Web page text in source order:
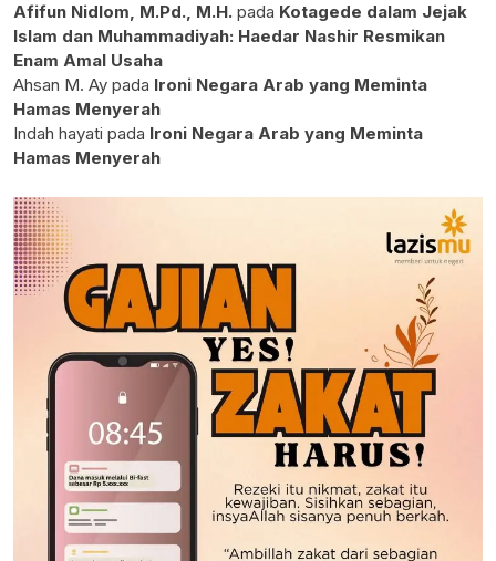
Afifun Nidlom, M.Pd., M.H. pada Kotagede dalam Jejak
Islam dan Muhammadiyah: Haedar Nashir Resmikan
Enam Amal Usaha
Ahsan M. Ay pada Ironi Negara Arab yang Meminta
Hamas Menyerah
Indah hayati pada Ironi Negara Arab yang Meminta
Hamas Menyerah